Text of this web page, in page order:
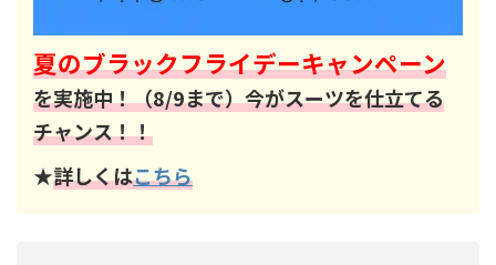
夏のブラックフライデーキャンペーン
を実施中！（8/9まで）今がスーツを仕立てる
チャンス！！
★詳しくはこちら